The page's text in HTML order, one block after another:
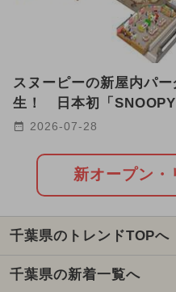
2024年7月のイベン
2026年1月のイベント
2025年3月のイベン
2025年10月のイベン
2026年7月のイベント
2025年8月のイベント
2025年9月のイベント
スヌーピーの新屋内パー
生！ 日本初「SNOOPY
Playful PARK」が津田沼
2026-07-28
新オープン・
千葉県のトレンドTOPへ
千葉県の新着一覧へ